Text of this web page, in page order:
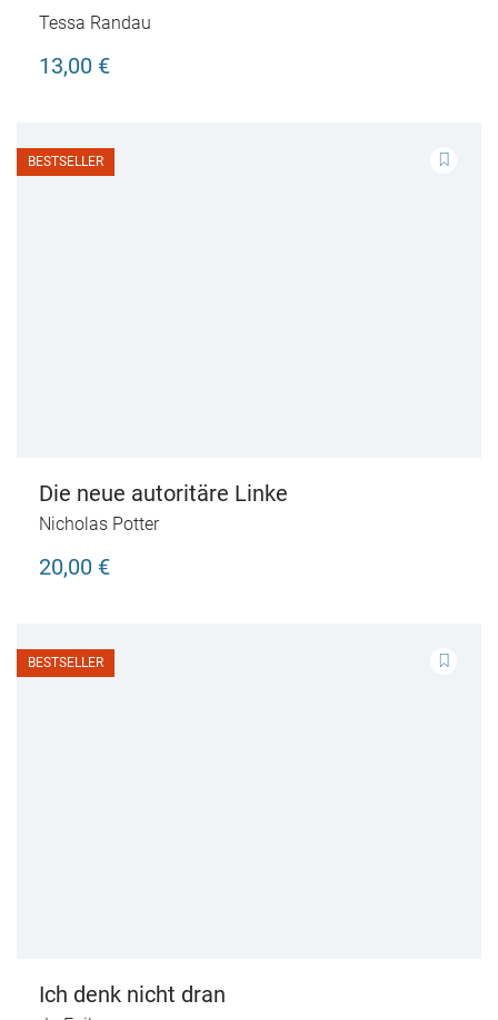
Tessa Randau
13,00 €
BESTSELLER
Die neue autoritäre Linke
Nicholas Potter
20,00 €
BESTSELLER
Ich denk nicht dran